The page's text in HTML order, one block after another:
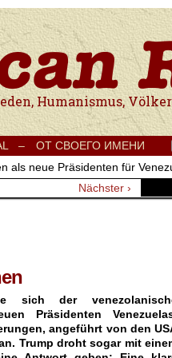
Völkerverständigung und
– ОТ СВОЕГО ИМЕНИ
als neue Präsidenten für
Nächster ›
sich der
Präsidenten
angeführt von den
Trump droht sogar mit